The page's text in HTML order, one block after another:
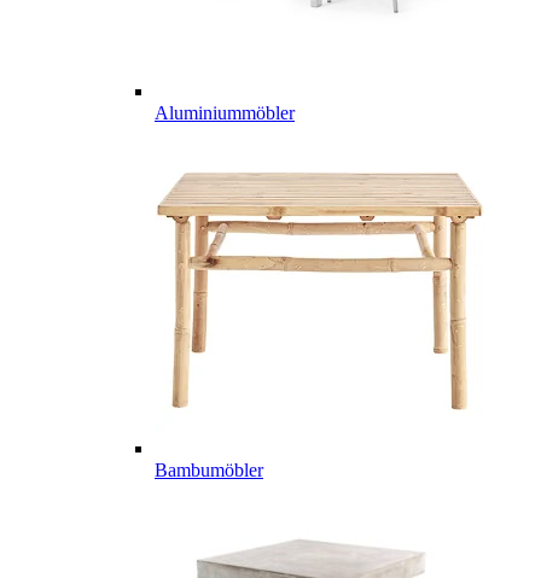
Aluminiummöbler
Bambumöbler